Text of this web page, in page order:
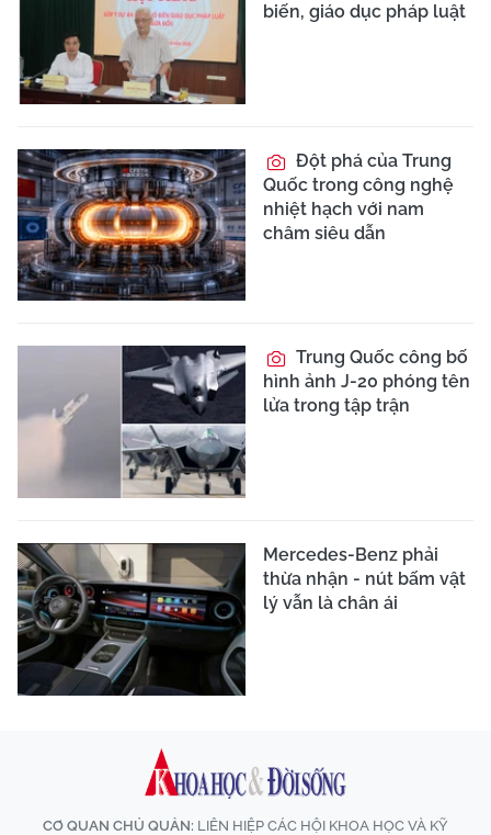
biến, giáo dục pháp luật
Đột phá của Trung
Quốc trong công nghệ
nhiệt hạch với nam
châm siêu dẫn
Trung Quốc công bố
hình ảnh J-20 phóng tên
lửa trong tập trận
Mercedes-Benz phải
thừa nhận - nút bấm vật
lý vẫn là chân ái
CƠ QUAN CHỦ QUẢN: LIÊN HIỆP CÁC HỘI KHOA HỌC VÀ KỸ